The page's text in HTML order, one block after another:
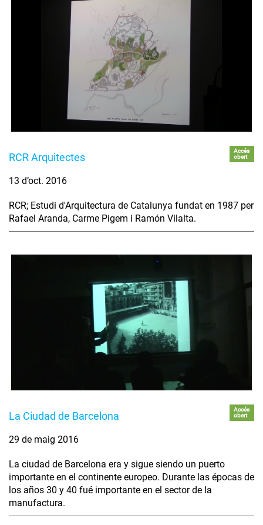
RCR Arquitectes
Accés
obert
13 d’oct. 2016
RCR; Estudi d'Arquitectura de Catalunya fundat en 1987 per
Rafael Aranda, Carme Pigem i Ramón Vilalta.
La Ciudad de Barcelona
Accés
obert
29 de maig 2016
La ciudad de Barcelona era y sigue siendo un puerto
importante en el continente europeo. Durante las épocas de
los años 30 y 40 fué importante en el sector de la
manufactura.